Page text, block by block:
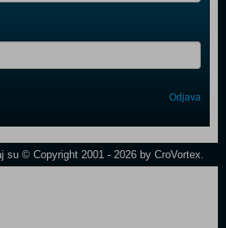
Odjava
su © Copyright 2001 - 2026 by CroVortex.